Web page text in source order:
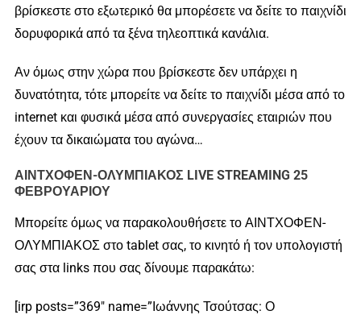
βρίσκεστε στο εξωτερικό θα μπορέσετε να δείτε το παιχνίδι
δορυφορικά από τα ξένα τηλεοπτικά κανάλια.
Αν όμως στην χώρα που βρίσκεστε δεν υπάρχει η
δυνατότητα, τότε μπορείτε να δείτε το παιχνίδι μέσα από το
internet και φυσικά μέσα από συνεργασίες εταιριών που
έχουν τα δικαιώματα του αγώνα…
ΑΙΝΤΧΟΦΕΝ-ΟΛΥΜΠΙΑΚΟΣ LIVE STREAMING 25
ΦΕΒΡΟΥΑΡΙΟΥ
Μπορείτε όμως να παρακολουθήσετε το ΑΙΝΤΧΟΦΕΝ-
ΟΛΥΜΠΙΑΚΟΣ στο tablet σας, το κινητό ή τον υπολογιστή
σας στα links που σας δίνουμε παρακάτω:
[irp posts=”369″ name=”Ιωάννης Τσούτσας: Ο